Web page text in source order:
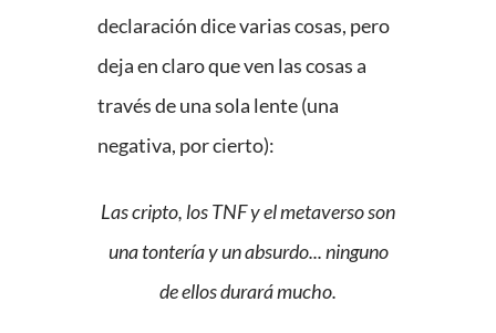
declaración dice varias cosas, pero
deja en claro que ven las cosas a
través de una sola lente (una
negativa, por cierto):
Las cripto, los TNF y el metaverso son
una tontería y un absurdo... ninguno
de ellos durará mucho.